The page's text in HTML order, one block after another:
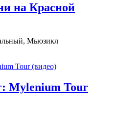
на Красной
Мьюзикл
Mylenium Tour